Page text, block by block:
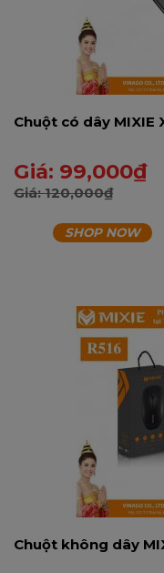
Chuột có dây MIXIE
Giá: 99,000₫
Giá:120,000₫
SHOP NOW
Chuột không dây